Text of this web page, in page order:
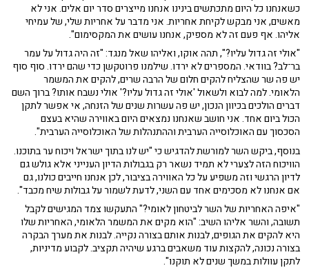
כשאנחנו כל היום מתכתשים בינינו אנחנו מייצרים סדר יום אלים. אני לא
מאשים, אני מבקש לקיחת אחריות. אני מדבר על אחריות שלי, של עמיחי
אליהו. אף פעם זה לא מספיק, אנחנו עושים את המקסימום".
"אולי זה גדול עליו?", תהה אוקו, ואליהו שאל מנגד: "זה היה גדול על עמר
בר־לב? בוודאי. המספרים לא ירדו. שילמנו פרוטקשן כדי שהם ירדו. סוף סוף
יש פה שר שהצליח להקים חלום של הרבה שרים, להקים את המשמר
הלאומי. למה לבוא ולשאול 'אולי זה גדול עליו?' אולי נשבח אותו? ברוך השם
דברים הולכים בכיוון הנכון, יש פה עשרות שנים של הזנחה, אי אפשר לתקן
הכול ביום אחד. אני חושב שאנחנו נמצאים היום באווירה שהיא בעצם
הסכסוך עם האוכלוסייה הערבית וההתנהלות של האוכלוסייה הערבית".
בנוסף, ביקש השר למורשת להדגיש כי "יש לנו בתוך ישראל ויכוח ער בתוכנו.
הוויכוח הזה לצערי לא תמיד נשאר רק בגבולות הדיון הענייני אלא גולש גם
לדיון הרגשי וזה משפיע על כל האווירה בציבור, לכן אנחנו חייבים כולנו, גם
אם אנחנו לא מסכימים אחד עם השני, לדעת לשמור על גבולות שיח מכבד".
"איפה האחריות של השר לביטחון לאומי?" התעקשו צמד המגישים לקבל
תשובה, והשר אליהו השיב: "הוא מקים את המשמר הלאומי, האחריות שלו
היא להקים את הגופים, לבנות אותם בצורה נקייה. לבנות את מערך הבקרה
בצורה נכונה, להקצות עוד משאבים ברגע שיהיה תקציב. לקבוע מדיניות,
לתקן עוולות במשך שנים לא תוקנו".